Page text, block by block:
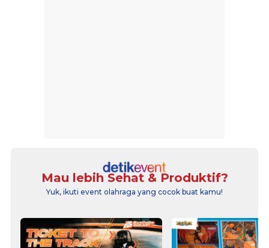
Mau lebih Sehat & Produktif?
Yuk, ikuti event olahraga yang cocok buat kamu!